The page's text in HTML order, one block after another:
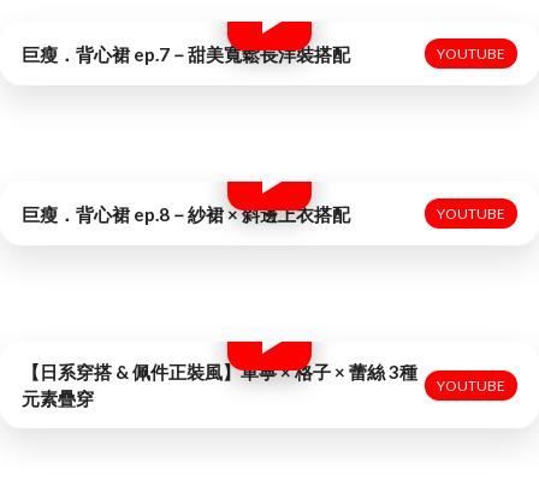
巨瘦．背心裙 ep.7－甜美寬鬆長洋裝搭配 YOUTUBE
巨瘦．背心裙 ep.8－紗裙 × 斜邊上衣搭配 YOUTUBE
【日系穿搭 & 佩件正裝風】單寧 × 格子 × 蕾絲 3種
元素疊穿
YOUTUBE